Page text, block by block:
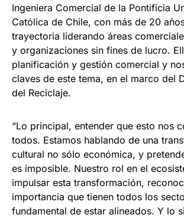
Ingeniera Comercial de la Pontificia
Católica de Chile, con más de 20
trayectoria liderando áreas
y organizaciones sin fines de lucro.
planificación y gestión comercial y
claves de este tema, en el marco del
del Reciclaje.
“Lo principal, entender que esto nos
todos. Estamos hablando de una
cultural no sólo económica, y
es imposible. Nuestro rol en el
impulsar esta transformación,
importancia que tienen todos los
fundamental de estar alineados. Y lo